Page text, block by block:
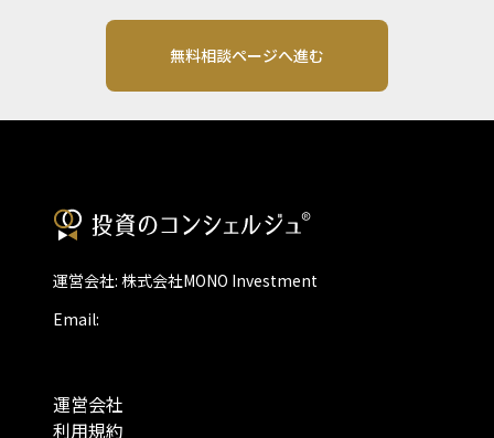
無料相談ページへ進む
運営会社: 株式会社MONO Investment
Email:
運営会社
利用規約